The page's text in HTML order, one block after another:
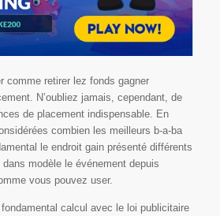
comme retirer lez fonds gagner
N’oubliez jamais, cependant, de
de placement indispensable. En
combien les meilleurs b-a-ba
le endroit gain présenté différents
modèle le événement depuis
vous pouvez user.
calcul avec le loi publicitaire